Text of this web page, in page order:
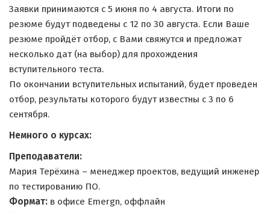
Заявки принимаются с 5 июня по 4 августа. Итоги по
резюме будут подведены с 12 по 30 августа. Если Ваше
резюме пройдёт отбор, с Вами свяжутся и предложат
несколько дат (на выбор) для прохождения
вступительного теста.
По окончании вступительных испытаний, будет проведен
отбор, результаты которого будут известны с 3 по 6
сентября.
Немного о курсах:
Преподаватели:
Мария Терёхина – менеджер проектов, ведущий инженер
по тестированию ПО.
Формат: в офисе Emergn, оффлайн